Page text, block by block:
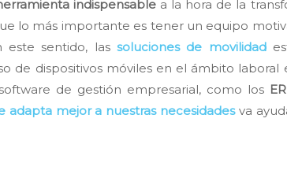
indispensable a la hora de la
lo más importante es tener un equipo
este sentido, las soluciones de movilidad
de dispositivos móviles en el ámbito
de gestión empresarial, como los
adapta mejor a nuestras necesidadesva